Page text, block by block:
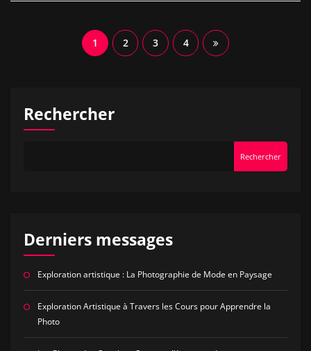
Navigation
1 2 3 4
Rechercher
Rechercher
Derniers messages
Exploration artistique : La Photographie de Mode en Paysage
Exploration Artistique à Travers les Cours pour Apprendre la
Photo